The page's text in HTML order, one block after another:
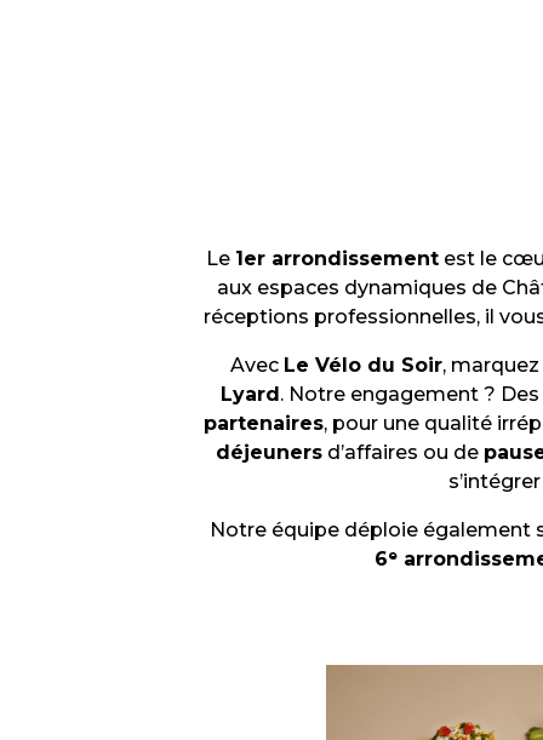
Le 1er arrondissement est le
aux espaces dynamiques de
réceptions professionnelles, il
Avec Le Vélo du Soir,
Lyard. Notre engagement ? Des
partenaires, pour une qualité
déjeuners d’affaires ou de
Notre équipe déploie également
6ᵉ